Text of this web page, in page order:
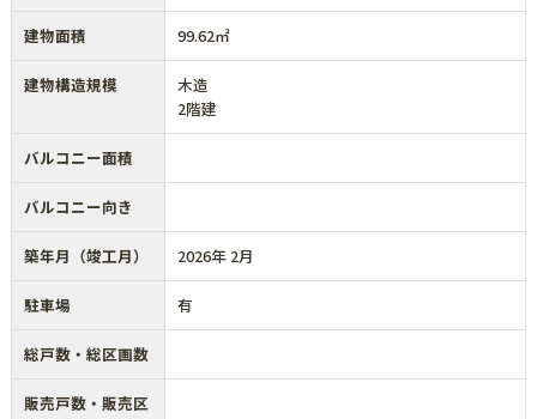
建物面積 99.62㎡
建物構造規模
木造
2階建
バルコニー面積
バルコニー向き
築年月（竣工月） 2026年 2月
駐車場 有
総戸数・総区画数
販売戸数・販売区